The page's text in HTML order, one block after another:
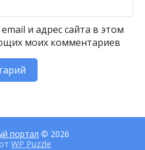
и адрес сайта в этом
моих комментариев
портал © 2026
WP Puzzle